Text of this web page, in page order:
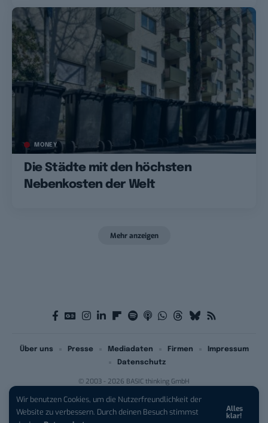
Wir benutzen Cookies, um die Nutzerfreundlichkeit der
Website zu verbessern. Durch deinen Besuch stimmst
Alles
klar!
MONEY
Die Städte mit den höchsten
Nebenkosten der Welt
Mehr anzeigen
© 2003 - 2026 BASIC thinking GmbH
Über uns Presse Mediadaten Firmen
Impressum
Datenschutz
iPhone 17 Pro sichern:Für 1 € +